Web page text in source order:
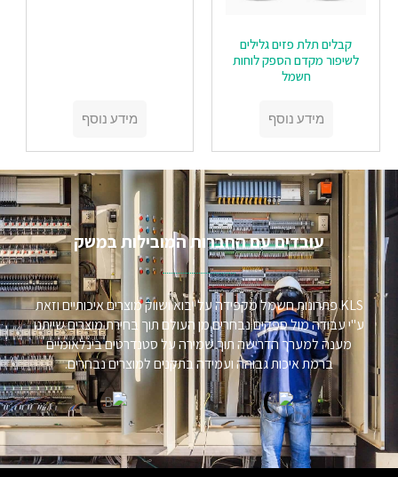
קבלים תלת פזים גלילים
לשיפור מקדם הספק לוחות
חשמל
מידע נוסף מידע נוסף
עובדים עם החברות המובילות במשק​
KLS פתרונות חשמל מקפידה על יבוא ושווק מוצרים איכותיים וזאת
ע"י עבודה מול ספקים נבחרים מן העולם תוך בחירת מוצרים שייתנו
מענה למערך הדרישה תוך שמירה על סטנדרטים בינלאומיים
ברמת איכות גבוהה ועמידה בתקנים למוצרים נבחרים.